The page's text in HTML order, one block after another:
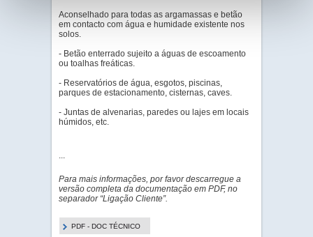
PDF - DOC TÉCNICO
Aconselhado para todas as argamassas e betão
em contacto com água e humidade existente nos
solos.
- Betão enterrado sujeito a águas de escoamento
ou toalhas freáticas.
- Reservatórios de água, esgotos, piscinas,
parques de estacionamento, cisternas, caves.
- Juntas de alvenarias, paredes ou lajes em locais
húmidos, etc.
...
Para mais informações, por favor descarregue a
versão completa da documentação em PDF, no
separador “Ligação Cliente”.